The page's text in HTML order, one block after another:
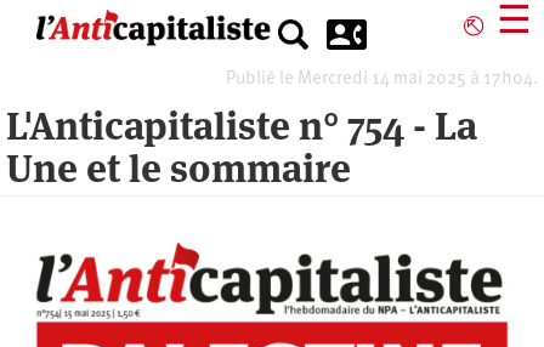
⎋ ☰
Publié le Mercredi 14 mai 2025 à 17h04.
L'Anticapitaliste n° 754 - La
Une et le sommaire